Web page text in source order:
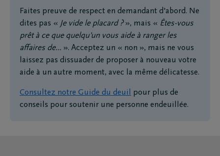
Faites preuve de respect en demandant d'abord. Ne
dites pas « Je vide le placard ?», mais « Êtes-vous
prêt à ce que quelqu'un vous aide à ranger les
affaires de... ». Acceptez un « non », mais ne vous
laissez pas dissuader de proposer à nouveau votre
aide à un autre moment, avec la même délicatesse.
Consultez notre Guide du deuil pour plus de
conseils pour soutenir une personne endeuillée.